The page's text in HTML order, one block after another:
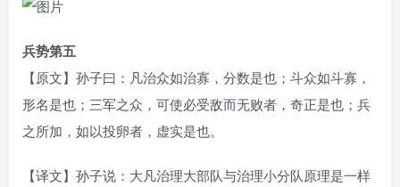
兵势第五
【原文】孙子曰：凡治众如治寡，分数是也；斗众如斗寡，
形名是也；三军之众，可使必受敌而无败者，奇正是也；兵
之所加，如以投卵者，虚实是也。
【译文】孙子说：大凡治理大部队与治理小分队原理是一样